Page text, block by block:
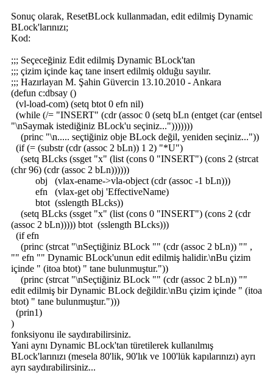
Sonuç olarak, ResetBLock kullanmadan, edit edilmiş Dynamic
BLock'larınızı;
Kod:
;;; Seçeceğiniz Edit edilmiş Dynamic BLock'tan
;;; çizim içinde kaç tane insert edilmiş olduğu sayılır.
;;; Hazırlayan M. Şahin Güvercin 13.10.2010 - Ankara
(defun c:dbsay ()
(vl-load-com) (setq btot 0 efn nil)
(while (/= "INSERT" (cdr (assoc 0 (setq bLn (entget (car (entsel
"\nSaymak istediğiniz BLock'u seçiniz...")))))))
(princ "\n..... seçtiğiniz obje BLock değil, yeniden seçiniz..."))
(if (= (substr (cdr (assoc 2 bLn)) 1 2) "*U")
(setq BLcks (ssget "x" (list (cons 0 "INSERT") (cons 2 (strcat
(chr 96) (cdr (assoc 2 bLn))))))
obj (vlax-ename->vla-object (cdr (assoc -1 bLn)))
efn (vlax-get obj 'EffectiveName)
btot (sslength BLcks))
(setq BLcks (ssget "x" (list (cons 0 "INSERT") (cons 2 (cdr
(assoc 2 bLn))))) btot (sslength BLcks)))
(if efn
(princ (strcat "\nSeçtiğiniz BLock "" (cdr (assoc 2 bLn)) "" ,
"" efn "" Dynamic BLock'unun edit edilmiş halidir.\nBu çizim
içinde " (itoa btot) " tane bulunmuştur."))
(princ (strcat "\nSeçtiğiniz BLock "" (cdr (assoc 2 bLn)) ""
edit edilmiş bir Dynamic BLock değildir.\nBu çizim içinde " (itoa
btot) " tane bulunmuştur.")))
(prin1)
)
fonksiyonu ile saydırabilirsiniz.
Yani aynı Dynamic BLock'tan türetilerek kullanılmış
BLock'larınızı (mesela 80'lik, 90'lık ve 100'lük kapılarınızı) ayrı
ayrı saydırabilirsiniz...